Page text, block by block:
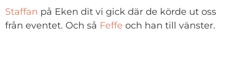
Staffan på Eken dit vi gick där de körde ut oss
från eventet. Och så Feffe och han till vänster.